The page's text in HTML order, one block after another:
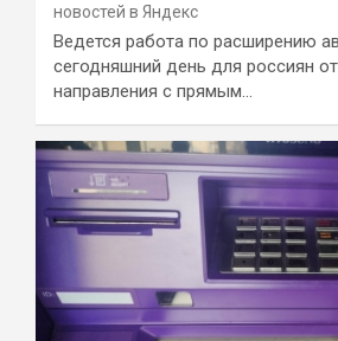
новостей в Яндекс
Ведется работа по расширению
сегодняшний день для россиян
направления с прямым…